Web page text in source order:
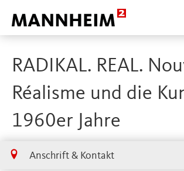
RADIKAL. REAL.
Réalisme und die
1960er Jahre
Anschrift & Kontakt